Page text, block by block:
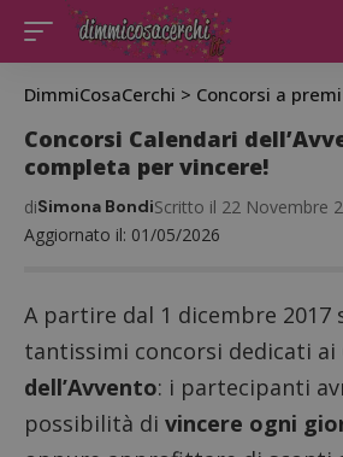
DimmiCosaCerchi > Concorsi a premi
Concorsi Calendari
completa per vincere!
Aggiornato il: 01/05/2026
diSimona BondiScritto il 22 Novembre
A partire dal 1 dicembre 2017
tantissimi concorsi dedicati ai
dell’Avvento: i partecipanti
possibilità di vincere ogni